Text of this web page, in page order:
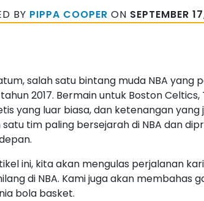
BY PIPPA COOPER ON SEPTEMBER
salah satu bintang muda NBA yang
2017. Bermain untuk Boston
yang luar biasa, dan ketenangan
satu tim paling bersejarah di NBA dan
ini, kita akan mengulas perjalanan
di NBA. Kami juga akan
bola basket.